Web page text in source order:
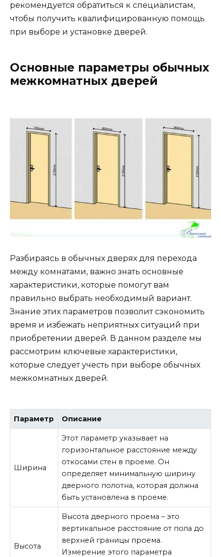
рекомендуется обратиться к специалистам,
чтобы получить квалифицированную помощь
при выборе и установке дверей.
Основные параметры обычных
межкомнатных дверей
Разбираясь в обычных дверях для перехода
между комнатами, важно знать основные
характеристики, которые помогут вам
правильно выбрать необходимый вариант.
Знание этих параметров позволит сэкономить
время и избежать неприятных ситуаций при
приобретении дверей. В данном разделе мы
рассмотрим ключевые характеристики,
которые следует учесть при выборе обычных
межкомнатных дверей.
Параметр Описание
Ширина
Этот параметр указывает на
горизонтальное расстояние между
откосами стен в проеме. Он
определяет минимальную ширину
дверного полотна, которая должна
быть установлена в проеме.
Высота
Высота дверного проема – это
вертикальное расстояние от пола до
верхней границы проема.
Измерение этого параметра